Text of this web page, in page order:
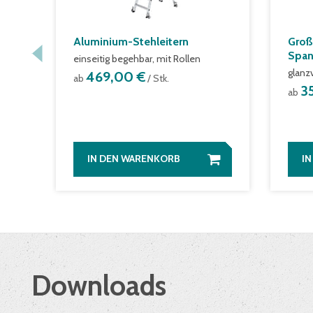
Aluminium-Stehleitern
einseitig begehbar, mit Rollen
ab 469,00 €/ Stk.
IN DEN WARENKORB
ab
Downloads